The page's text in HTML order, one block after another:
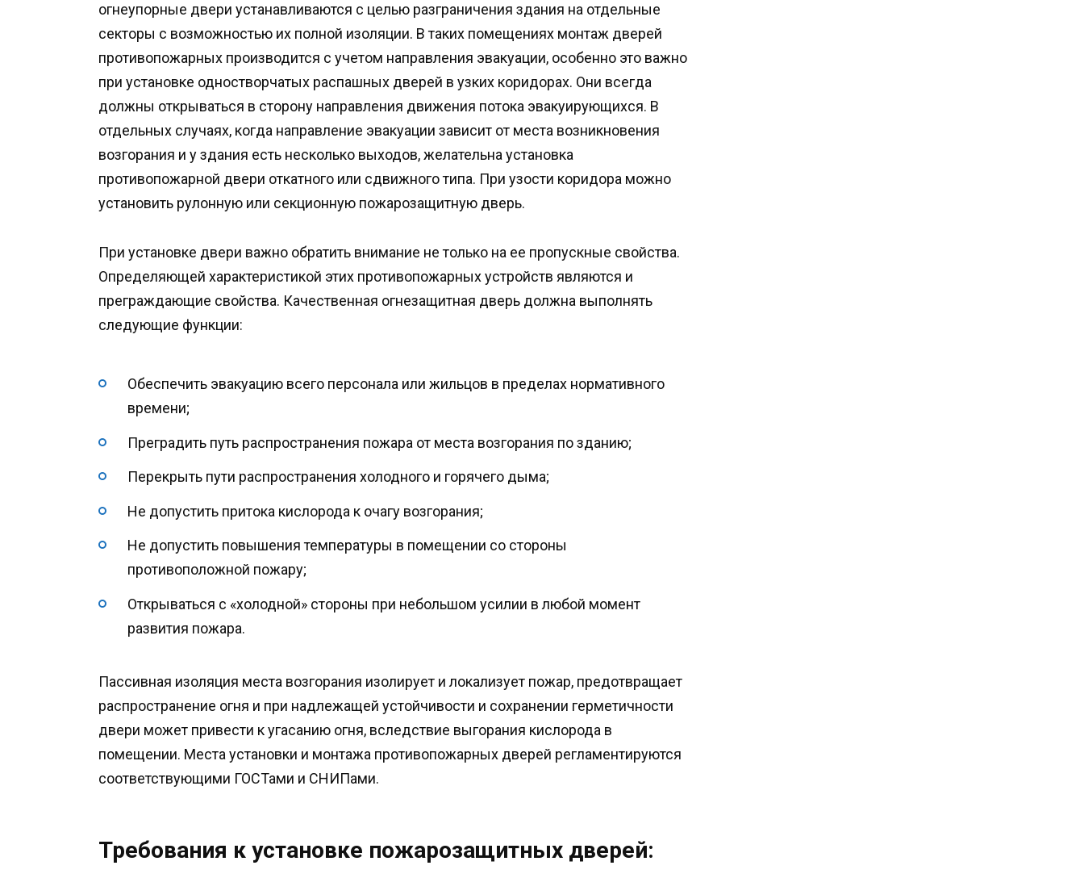
огнеупорные двери устанавливаются с целью разграничения здания на отдельные
секторы с возможностью их полной изоляции. В таких помещениях монтаж дверей
противопожарных производится с учетом направления эвакуации, особенно это важно
при установке одностворчатых распашных дверей в узких коридорах. Они всегда
должны открываться в сторону направления движения потока эвакуирующихся. В
отдельных случаях, когда направление эвакуации зависит от места возникновения
возгорания и у здания есть несколько выходов, желательна установка
противопожарной двери откатного или сдвижного типа. При узости коридора можно
установить рулонную или секционную пожарозащитную дверь.
При установке двери важно обратить внимание не только на ее пропускные свойства.
Определяющей характеристикой этих противопожарных устройств являются и
преграждающие свойства. Качественная огнезащитная дверь должна выполнять
следующие функции:
Обеспечить эвакуацию всего персонала или жильцов в пределах нормативного
времени;
Преградить путь распространения пожара от места возгорания по зданию;
Перекрыть пути распространения холодного и горячего дыма;
Не допустить притока кислорода к очагу возгорания;
Не допустить повышения температуры в помещении со стороны
противоположной пожару;
Открываться с «холодной» стороны при небольшом усилии в любой момент
развития пожара.
Пассивная изоляция места возгорания изолирует и локализует пожар, предотвращает
распространение огня и при надлежащей устойчивости и сохранении герметичности
двери может привести к угасанию огня, вследствие выгорания кислорода в
помещении. Места установки и монтажа противопожарных дверей регламентируются
соответствующими ГОСТами и СНИПами.
Требования к установке пожарозащитных дверей: